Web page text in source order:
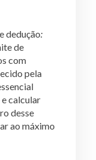
dedução:
de
com
pela
calcular
desse
ao máximo